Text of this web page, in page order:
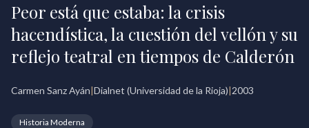
Peor está que estaba: la crisis
hacendística, la cuestión del vellón y su
reflejo teatral en tiempos de Calderón
Carmen Sanz Ayán|Dialnet (Universidad de la Rioja)|2003
Historia Moderna